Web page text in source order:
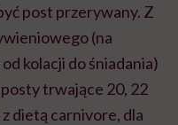
post przerywany. Z
(na
kolacji do śniadania)
trwające 20, 22
dietą carnivore, dla